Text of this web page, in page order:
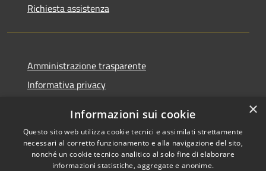
Richiesta assistenza
Amministrazione trasparente
Informativa privacy
Dichiarazione di accessibilità
×
Informazioni sui cookie
Questo sito web utilizza cookie tecnici e assimilati strettamente
necessari al corretto funzionamento e alla navigazione del sito,
nonché un cookie tecnico analitico al solo fine di elaborare
informazioni statistiche, aggregate e anonime.